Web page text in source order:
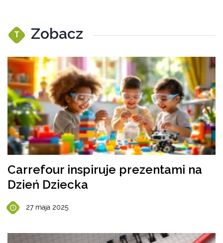
T Zobacz
Carrefour inspiruje prezentami na
Dzień Dziecka
27 maja 2025